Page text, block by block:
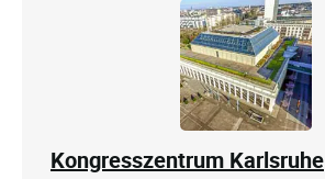
Kongresszentrum Karlsruhe